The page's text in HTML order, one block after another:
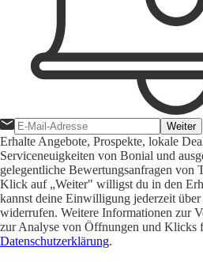
Weiter
Erhalte Angebote, Prospekte, lokale
Serviceneuigkeiten von Bonial und
gelegentliche Bewertungsanfragen
Klick auf „Weiter" willigst du in den
kannst deine Einwilligung jederzeit
widerrufen. Weitere Informationen zur
zur Analyse von Öffnungen und Klicks
Datenschutzerklärung.